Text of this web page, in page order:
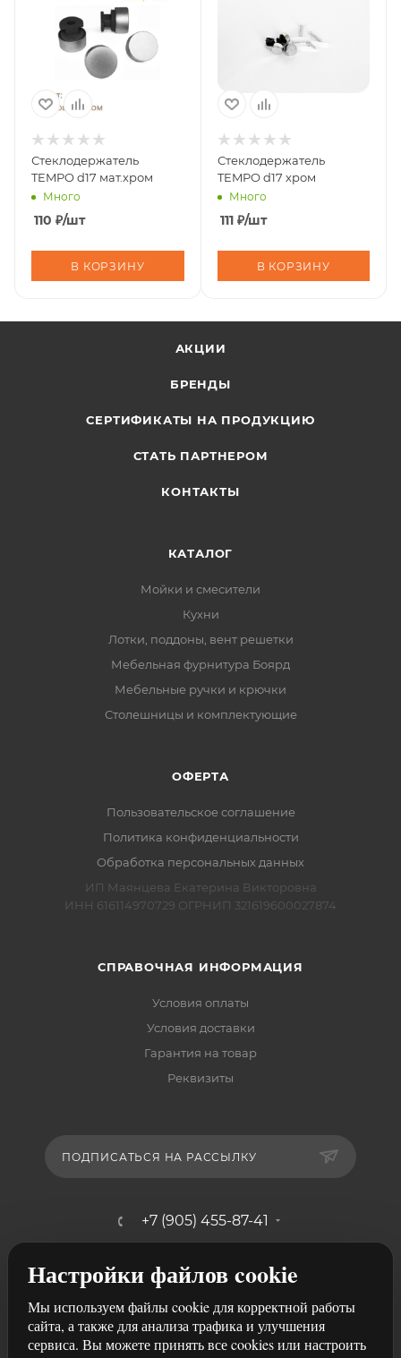
Стеклодержатель
TEMPO d17 мат.хром
Много
110 ₽/шт
В КОРЗИНУ
Стеклодержатель
TEMPO d17 хром
Много
111₽/шт
В КОРЗИНУ
АКЦИИ
БРЕНДЫ
СЕРТИФИКАТЫ НА ПРОДУКЦИЮ
СТАТЬ ПАРТНЕРОМ
КОНТАКТЫ
КАТАЛОГ
Мойки и смесители
Кухни
Лотки, поддоны, вент решетки
Мебельная фурнитура Боярд
Мебельные ручки и крючки
Столешницы и комплектующие
ОФЕРТА
Пользовательское соглашение
Политика конфиденциальности
Обработка персональных данных
ИП Маянцева Екатерина Викторовна
ИНН 616114970729 ОГРНИП 321619600027874
СПРАВОЧНАЯ ИНФОРМАЦИЯ
Условия оплаты
Условия доставки
Гарантия на товар
Реквизиты
ПОДПИСАТЬСЯ НА РАССЫЛКУ
+7 (905) 455-87-41
г. Ростов-на-Дону, ул. Щербакова,
107/29
Настройки файлов cookie
Мы используем файлы cookie для корректной работы
сайта, а также для анализа трафика и улучшения
сервиса. Вы можете принять все cookies или настроить